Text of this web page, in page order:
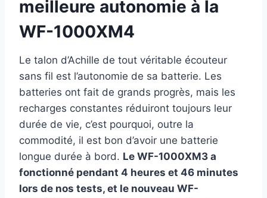
meilleure autonomie à la
WF-1000XM4
Le talon d’Achille de tout véritable écouteur
sans fil est l’autonomie de sa batterie. Les
batteries ont fait de grands progrès, mais les
recharges constantes réduiront toujours leur
durée de vie, c’est pourquoi, outre la
commodité, il est bon d’avoir une batterie
longue durée à bord. Le WF-1000XM3 a
fonctionné pendant 4 heures et 46 minutes
lors de nos tests, et le nouveau WF-